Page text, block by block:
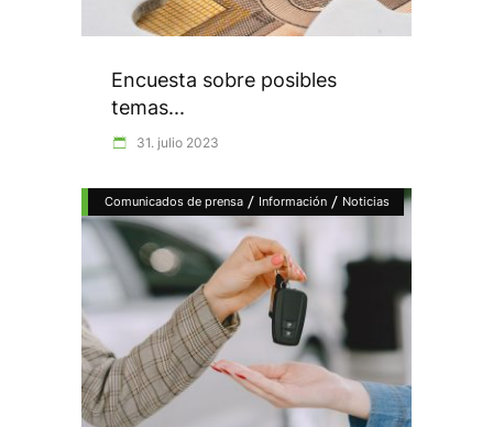
Encuesta sobre posibles
temas...
31. julio 2023
Comunicados de prensa / Información / Noticias